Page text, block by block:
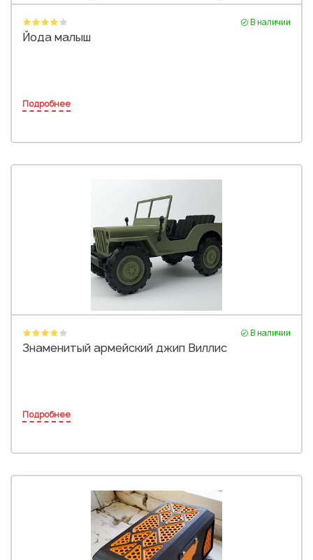
В наличии
Йода малыш
Подробнее
В наличии
Знаменитый армейский джип Виллис
Подробнее